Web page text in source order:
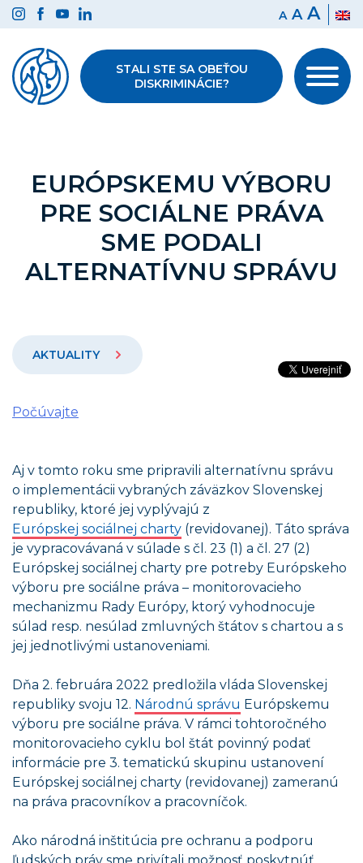
Preskočiť
na
obsah
A A A
STALI STE SA OBEŤOU
DISKRIMINÁCIE?
EURÓPSKEMU VÝBORU
PRE SOCIÁLNE PRÁVA
SME PODALI
ALTERNATÍVNU SPRÁVU
AKTUALITY
Počúvajte
Aj v tomto roku sme pripravili alternatívnu správu
o implementácii vybraných záväzkov Slovenskej
republiky, ktoré jej vyplývajú z
Európskej sociálnej charty (revidovanej). Táto správa
je vypracovávaná v súlade s čl. 23 (1) a čl. 27 (2)
Európskej sociálnej charty pre potreby Európskeho
výboru pre sociálne práva – monitorovacieho
mechanizmu Rady Európy, ktorý vyhodnocuje
súlad resp. nesúlad zmluvných štátov s chartou a s
jej jednotlivými ustanoveniami.
Dňa 2. februára 2022 predložila vláda Slovenskej
republiky svoju 12. Národnú správu Európskemu
výboru pre sociálne práva. V rámci tohtoročného
monitorovacieho cyklu bol štát povinný podať
informácie pre 3. tematickú skupinu ustanovení
Európskej sociálnej charty (revidovanej) zameranú
na práva pracovníkov a pracovníčok.
Ako národná inštitúcia pre ochranu a podporu